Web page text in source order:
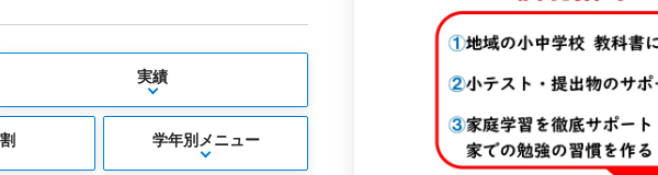
実績
学年別メニュー